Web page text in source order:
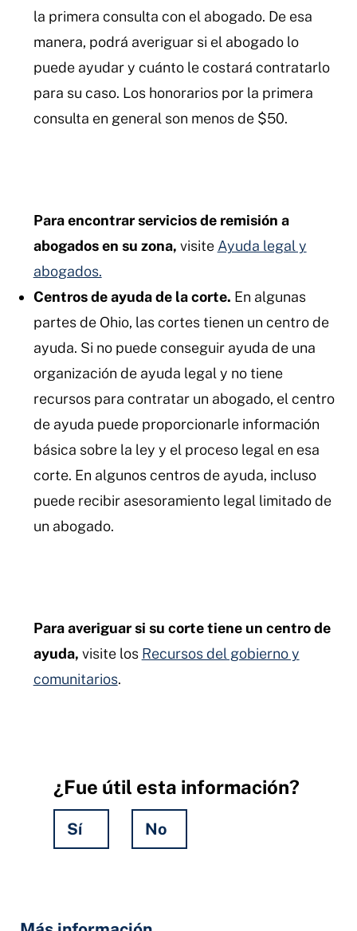
la primera consulta con el abogado. De esa
manera, podrá averiguar si el abogado lo
puede ayudar y cuánto le costará contratarlo
para su caso. Los honorarios por la primera
consulta en general son menos de $50.
Para encontrar servicios de remisión a
abogados en su zona, visite Ayuda legal y
abogados.
Centros de ayuda de la corte. En algunas
partes de Ohio, las cortes tienen un centro de
ayuda. Si no puede conseguir ayuda de una
organización de ayuda legal y no tiene
recursos para contratar un abogado, el centro
de ayuda puede proporcionarle información
básica sobre la ley y el proceso legal en esa
corte. En algunos centros de ayuda, incluso
puede recibir asesoramiento legal limitado de
un abogado.
Para averiguar si su corte tiene un centro de
ayuda, visite los Recursos del gobierno y
comunitarios.
¿Fue útil esta información?
Sí No